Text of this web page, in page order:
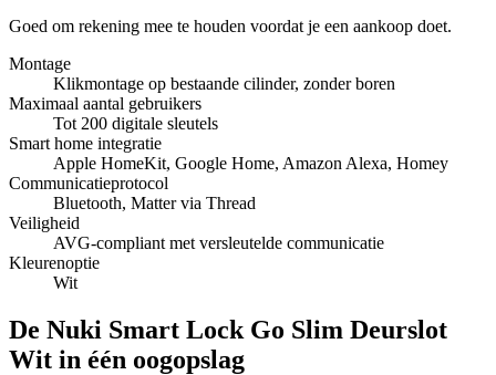
Goed om rekening mee te houden voordat je een aankoop doet.
Montage
Klikmontage op bestaande cilinder, zonder boren
Maximaal aantal gebruikers
Tot 200 digitale sleutels
Smart home integratie
Apple HomeKit, Google Home, Amazon Alexa, Homey
Communicatieprotocol
Bluetooth, Matter via Thread
Veiligheid
AVG-compliant met versleutelde communicatie
Kleurenoptie
Wit
De Nuki Smart Lock Go Slim Deurslot
Wit in één oogopslag